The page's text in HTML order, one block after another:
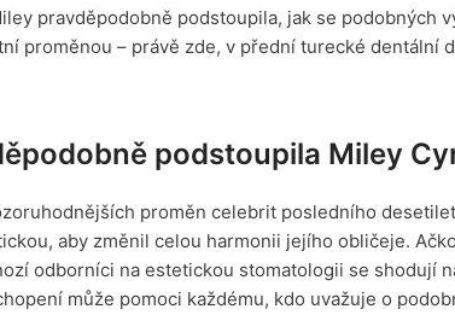
pravděpodobně podstoupila, jak se podobných
proměnou – právě zde, v přední turecké dentální
podstoupila Miley
proměn celebrit posledního
aby změnil celou harmonii jejího obličeje.
odborníci na estetickou stomatologii se shodují
může pomoci každému, kdo uvažuje o